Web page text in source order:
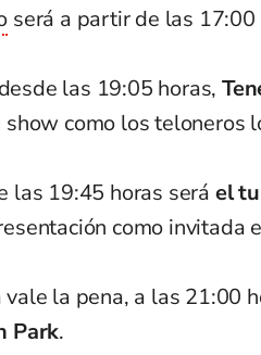
será a partir de las 17:00
las 19:05 horas,
como los teloneros
las 19:45 horas será el
como invitada
la pena, a las 21:00
Park.